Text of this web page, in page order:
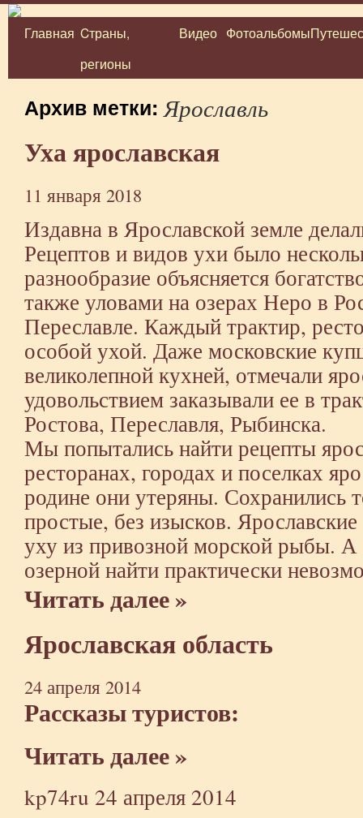
Перейти
Главная Cтраны,
регионы
Видео Фотоальбомы
Архив метки: Ярославль
Уха ярославская
11 января 2018
Издавна в Ярославской земле
Рецептов и видов ухи было
разнообразие объясняется
также уловами на озерах Неро в
Переславле. Каждый трактир,
особой ухой. Даже московские
великолепной кухней, отмечали
удовольствием заказывали ее в
Ростова, Переславля, Рыбинска.
Мы попытались найти рецепты
ресторанах, городах и поселках
родине они утеряны. Сохранились
простые, без изысков.
уху из привозной морской рыбы.
озерной найти практически
Читать далее »
Ярославская область
24 апреля 2014
Рассказы туристов:
Читать далее »
kp74ru 24 апреля 2014